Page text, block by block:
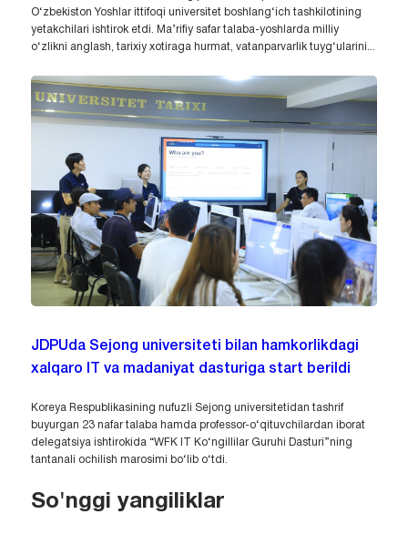
O‘zbekiston Yoshlar ittifoqi universitet boshlang‘ich tashkilotining
yetakchilari ishtirok etdi. Ma’rifiy safar talaba-yoshlarda milliy
o‘zlikni anglash, tarixiy xotiraga hurmat, vatanparvarlik tuyg‘ularini...
JDPUda Sejong universiteti bilan hamkorlikdagi
xalqaro IT va madaniyat dasturiga start berildi
Koreya Respublikasining nufuzli Sejong universitetidan tashrif
buyurgan 23 nafar talaba hamda professor-o‘qituvchilardan iborat
delegatsiya ishtirokida “WFK IT Ko‘ngillilar Guruhi Dasturi”ning
tantanali ochilish marosimi bo‘lib o‘tdi.
So'nggi yangiliklar